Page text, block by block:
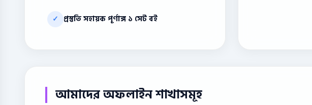
✓ প্রস্তুতি সহায়ক পূর্ণাঙ্গ ১ সেট বই
আমাদের অফলাইন শাখাসমূহ